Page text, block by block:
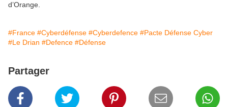
d’Orange.
#France #Cyberdéfense #Cyberdefence #Pacte Défense Cyber
#Le Drian #Defence #Défense
Partager